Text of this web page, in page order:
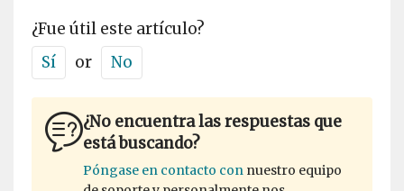
¿Fue útil este artículo?
Sí
or No
¿No encuentra las respuestas que
está buscando?
Póngase en contacto con nuestro equipo